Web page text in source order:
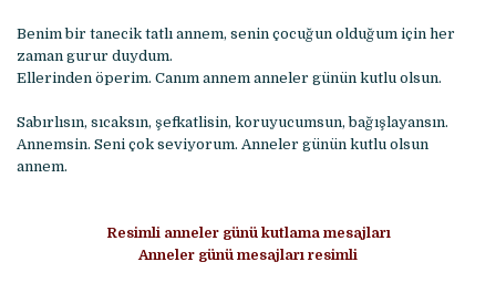
Benim bir tanecik tatlı annem, senin çocuğun olduğum için her
zaman gurur duydum.
Ellerinden öperim. Canım annem anneler günün kutlu olsun.
Sabırlısın, sıcaksın, şefkatlisin, koruyucumsun, bağışlayansın.
Annemsin. Seni çok seviyorum. Anneler günün kutlu olsun
annem.
Resimli anneler günü kutlama mesajları
Anneler günü mesajları resimli